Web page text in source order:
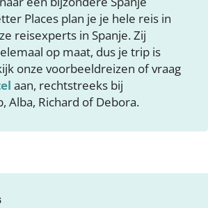
Places plan je je hele reis in
reisexperts in Spanje. Zij
op maat, dus je trip is
onze voorbeeldreizen of vraag
aan, rechtstreeks bij
Alba, Richard of Debora.